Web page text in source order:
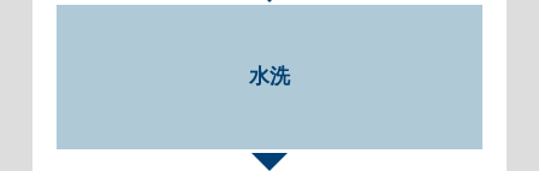
水洗